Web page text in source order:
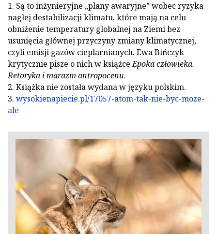
1. Są to inżynieryjne „plany awaryjne” wobec ryzyka
nagłej destabilizacji klimatu, które mają na celu
obniżenie temperatury globalnej na Ziemi bez
usunięcia głównej przyczyny zmiany klimatycznej,
czyli emisji gazów cieplarnianych. Ewa Bińczyk
krytycznie pisze o nich w książceEpoka człowieka.
Retoryka i marazm antropocenu.
2. Książka nie została wydana w języku polskim.
3. wysokienapiecie.pl/17057-atom-tak-nie-byc-moze-
ale